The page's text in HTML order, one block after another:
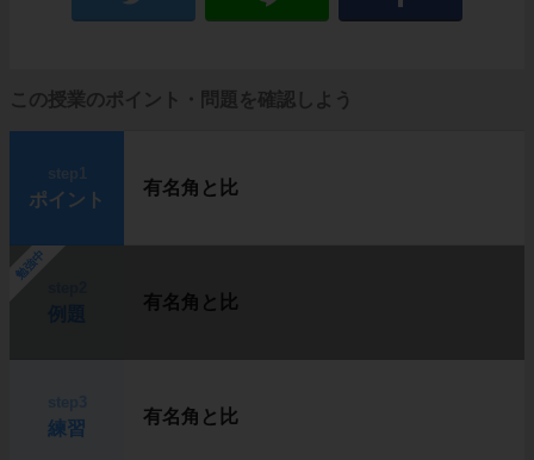
この授業のポイント・問題を確認しよう
ポイント
有名角と比
勉強中
有名角と比
練習
有名角と比